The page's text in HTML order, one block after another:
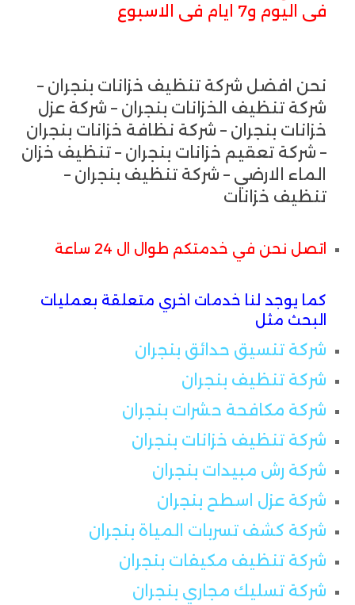
فى اليوم و7 ايام فى الاسبوع
نحن افضل شركة تنظيف خزانات بنجران –
شركة تنظيف الخزانات بنجران – شركة عزل
خزانات بنجران – شركة نظافة خزانات بنجران
– شركة تعقيم خزانات بنجران – تنظيف خزان
الماء الارضي – شركة تنظيف بنجران –
تنظيف خزانات
اتصل نحن في خدمتكم طوال ال 24 ساعة
كما يوجد لنا خدمات اخري متعلقة بعمليات
البحث مثل
شركة تنسيق حدائق بنجران
شركة تنظيف بنجران
شركة مكافحة حشرات بنجران
شركة تنظيف خزانات بنجران
شركة رش مبيدات بنجران
شركة عزل اسطح بنجران
شركة كشف تسربات المياة بنجران
شركة تنظيف مكيفات بنجران
شركة تسليك مجاري بنجران